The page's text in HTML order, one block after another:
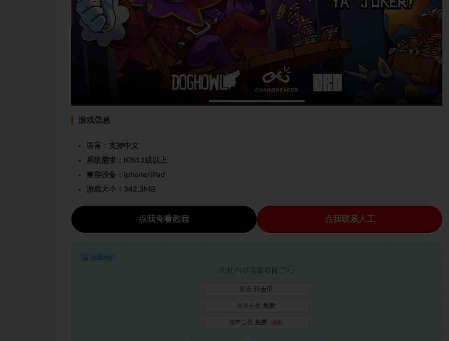
游戏信息
语言：支持中文
系统需求：iOS13或以上
兼容设备：iphone/iPad
游戏大小：342.3MB
点我查看教程 点我联系人工
隐藏内容
此处内容需要权限查看
普通 55金币
包月会员 免费
包年会员 免费 推荐